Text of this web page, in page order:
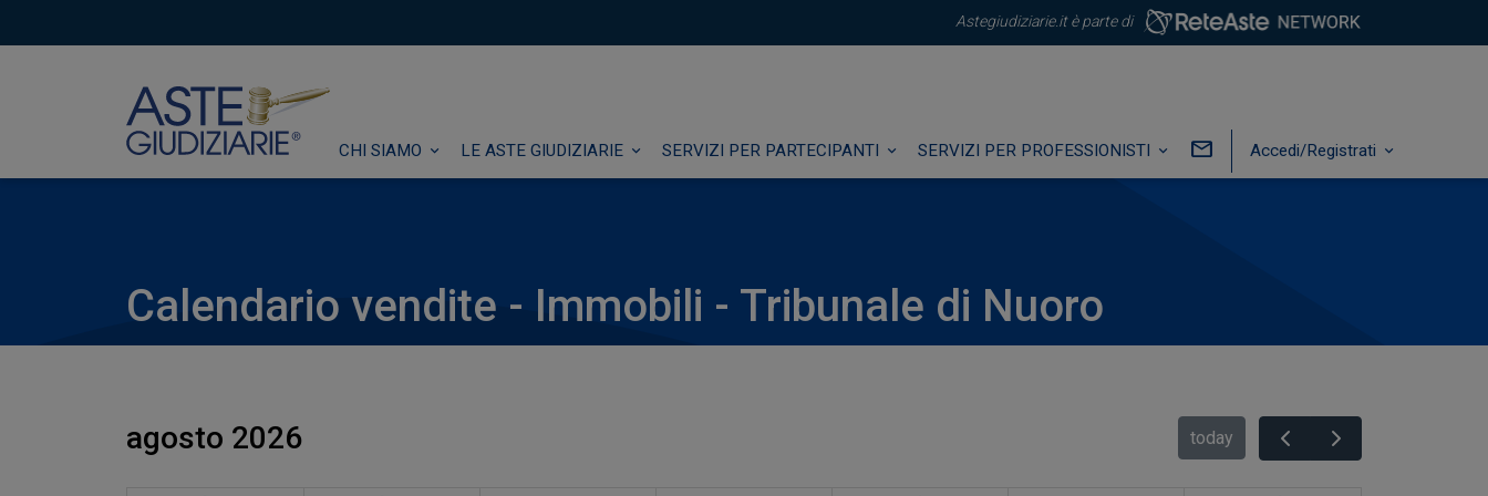
Astegiudiziarie.it è parte di
CHI SIAMO LE ASTE GIUDIZIARIE SERVIZI PER PARTECIPANTI SERVIZI PER PROFESSIONISTI Accedi/Registrati
Calendario vendite - Immobili - Tribunale di Nuoro
agosto 2026 today